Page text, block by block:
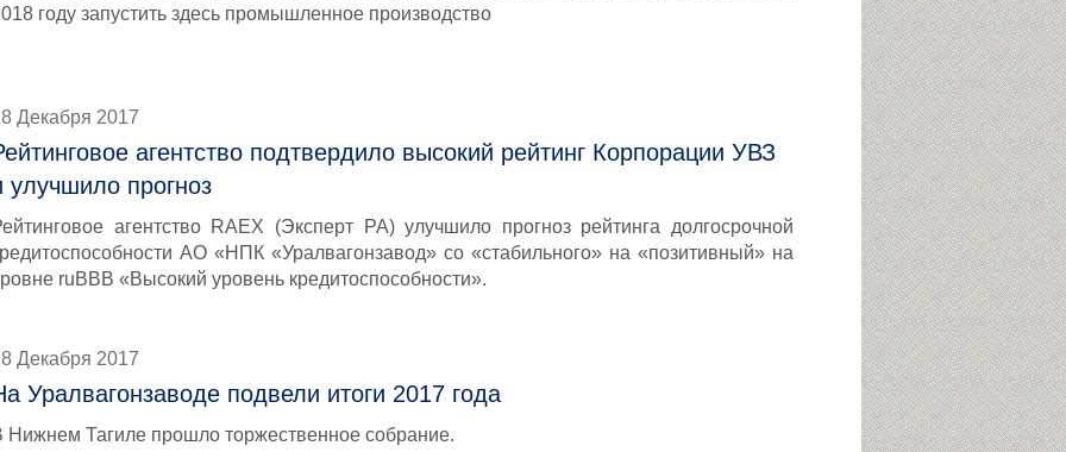
году запустить здесь промышленное производство
Декабря 2017
агентство подтвердило высокий рейтинг Корпорации УВЗ
улучшило прогноз
агентство RAEX (Эксперт РА) улучшило прогноз рейтинга долгосрочной
АО «НПК «Уралвагонзавод» со «стабильного» на «позитивный» на
ruВВВ «Высокий уровень кредитоспособности».
Декабря 2017
Уралвагонзаводе подвели итоги 2017 года
Нижнем Тагиле прошло торжественное собрание.